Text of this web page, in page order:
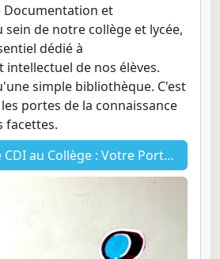
Documentation et
de notre collège et lycée,
dédié à
intellectuel de nos élèves.
simple bibliothèque. C'est
portes de la connaissance
facettes.
: Votre Porte d'Accès à la Connaissance